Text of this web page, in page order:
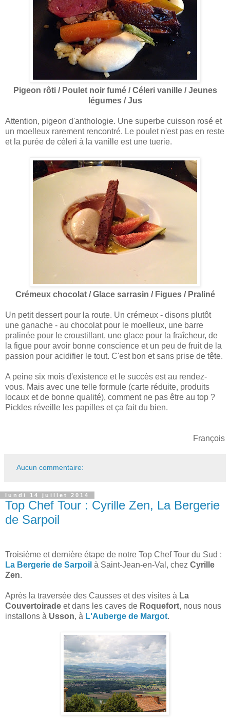
Pigeon rôti / Poulet noir fumé / Céleri vanille / Jeunes
légumes / Jus
Attention, pigeon d'anthologie. Une superbe cuisson rosé et
un moelleux rarement rencontré. Le poulet n'est pas en reste
et la purée de céleri à la vanille est une tuerie.
Crémeux chocolat / Glace sarrasin / Figues / Praliné
Un petit dessert pour la route. Un crémeux - disons plutôt
une ganache - au chocolat pour le moelleux, une barre
pralinée pour le croustillant, une glace pour la fraîcheur, de
la figue pour avoir bonne conscience et un peu de fruit de la
passion pour acidifier le tout. C'est bon et sans prise de tête.
A peine six mois d'existence et le succès est au rendez-
vous. Mais avec une telle formule (carte réduite, produits
locaux et de bonne qualité), comment ne pas être au top ?
Pickles réveille les papilles et ça fait du bien.
François
Aucun commentaire:
lundi 14 juillet 2014
Top Chef Tour : Cyrille Zen, La Bergerie
de Sarpoil
Troisième et dernière étape de notre Top Chef Tour du Sud :
La Bergerie de Sarpoil à Saint-Jean-en-Val, chez Cyrille
Zen.
Après la traversée des Causses et des visites à La
Couvertoirade et dans les caves de Roquefort, nous nous
installons à Usson, à L'Auberge de Margot.